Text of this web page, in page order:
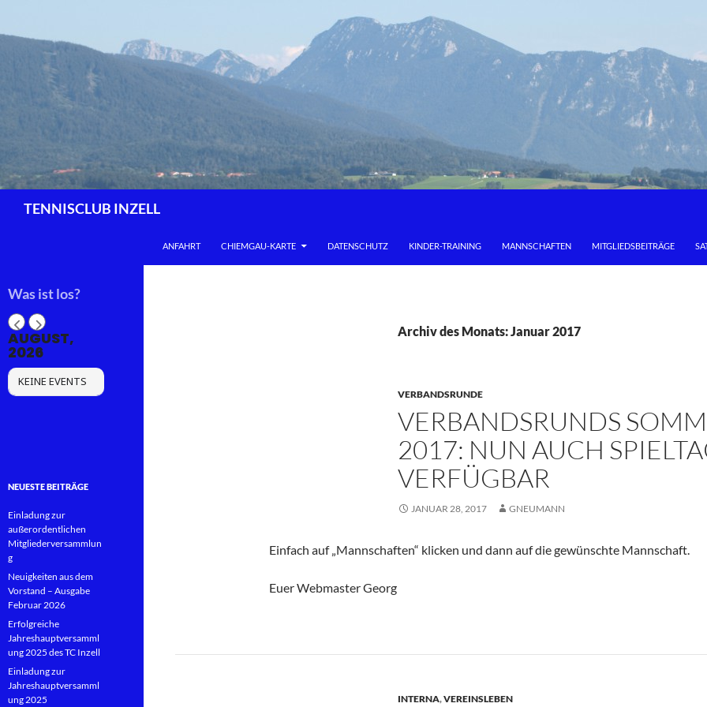
springen
TENNISCLUB INZELL
ANFAHRT CHIEMGAU-KARTE DATENSCHUTZ KINDER-TRAINING MANNSCHAFTEN MITGLIEDSBEITRÄGE
Archiv des Monats: Januar 2017
VERBANDSRUNDE
VERBANDSRUNDS
2017: NUN AUCH
VERFÜGBAR
JANUAR 28, 2017 GNEUMANN
Einfach auf „Mannschaften“ klicken und dann auf die gewünschte Mannschaft.
Euer Webmaster Georg
INTERNA,VEREINSLEBEN
Was ist los?
AUGUST,
2026
KEINE EVENTS
NEUESTE BEITRÄGE
Einladung zur
außerordentlichen
Mitgliederversammlun
g
Neuigkeiten aus dem
Vorstand – Ausgabe
Februar 2026
Erfolgreiche
Jahreshauptversamml
ung 2025 des TC Inzell
Einladung zur
Jahreshauptversamml
ung 2025